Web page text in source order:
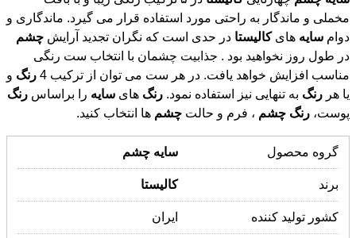
دوام سایه هایکالیستا در حدی است که نگران تجدید آرایش چشم
در طول روز نخواهید بود . جذابیت چشمان با انتخاب ست رنگی
مناسب افزایش خواهد یافت. در هر ست می توان از ترکیب 4
رنگ و
یا هر رنگ به تنهایی نیز استفاده نمود. رنگ های سایه را براساس رنگ
پوست، رنگ چشم ، فرم و حالت چشم ها انتخاب کنید.
گروه محصول سایه چشم
برند کالیستا
کشور تولید کننده ایران